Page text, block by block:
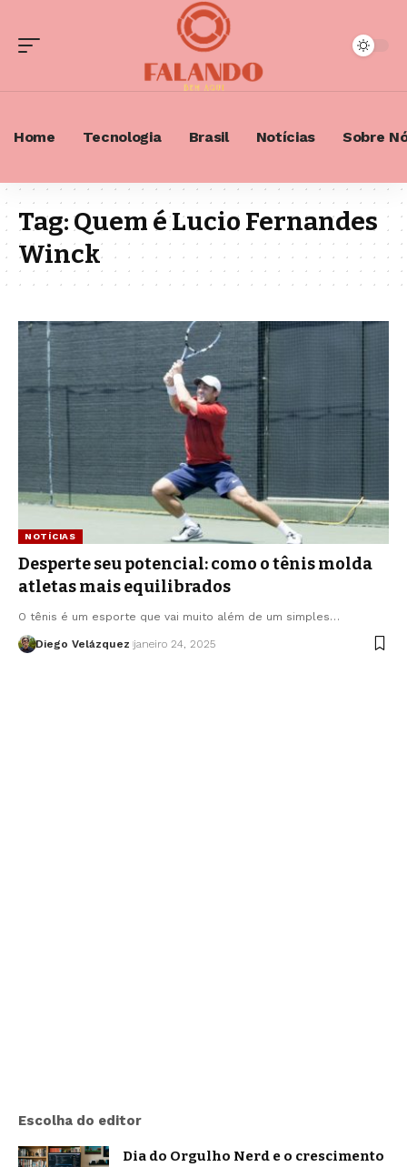
Home Tecnologia Brasil Notícias Sobre
Tag:Quem é Lucio Fernandes
Winck
NOTÍCIAS
Desperte seu potencial: como o tênis molda
atletas mais equilibrados
O tênis é um esporte que vai muito além de um simples…
Diego Velázquez janeiro 24, 2025
Escolha do editor
Dia do Orgulho Nerd e o crescimento